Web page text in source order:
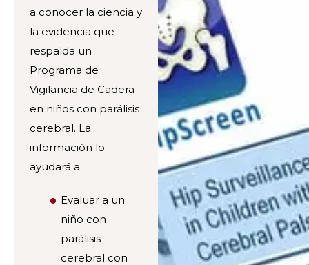
a conocer la ciencia y
la evidencia que
respalda un
Programa de
Vigilancia de Cadera
en niños con parálisis
cerebral. La
información lo
ayudará a:
Evaluar a un
niño con
parálisis
cerebral con